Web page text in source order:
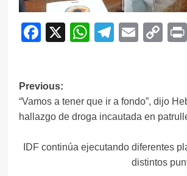
Facebook
X WhatsApp
Telegram
Email
Navegación
de
entradas
Previous:
“Vamos a tener que ir a fondo”, dijo
hallazgo de droga incautada en
IDF continúa ejecutando diferentes
distintos